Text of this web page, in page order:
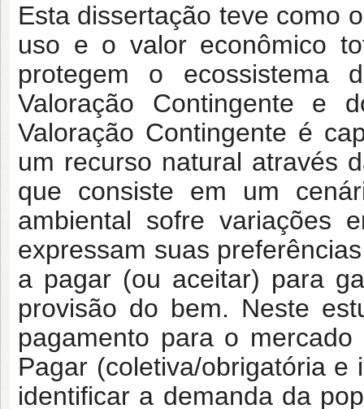
Esta dissertação teve como
uso e o valor econômico
protegem o ecossistema
Valoração Contingente e
Valoração Contingente é
um recurso natural através
que consiste em um
ambiental sofre variações
expressam suas
a pagar (ou aceitar) para
provisão do bem. Neste
pagamento para o
Pagar (coletiva/obrigatória e
identificar a demanda da